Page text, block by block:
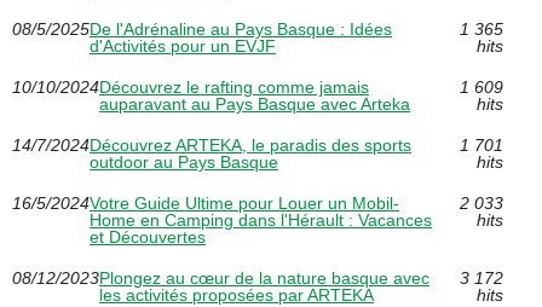
08/5/2025De l'Adrénaline au Pays Basque : Idées
d'Activités pour un EVJF
1 365
hits
10/10/2024Découvrez le rafting comme jamais
auparavant au Pays Basque avec Arteka
1 609
hits
14/7/2024Découvrez ARTEKA, le paradis des sports
outdoor au Pays Basque
1 701
hits
16/5/2024Votre Guide Ultime pour Louer un Mobil-
Home en Camping dans l'Hérault : Vacances
et Découvertes
2 033
hits
08/12/2023Plongez au cœur de la nature basque avec
les activités proposées par ARTEKA
3 172
hits